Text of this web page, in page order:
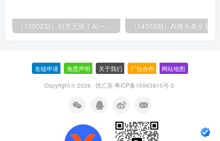
（10502期）创意无限！AI一键生成漫画视频，每天轻松收入300+，粘贴复制简单操作！
友链申请 免责声明 关于我们 广告合作 网站地图
Copyright © 2026 · 优汇英粤ICP备15063815号-2